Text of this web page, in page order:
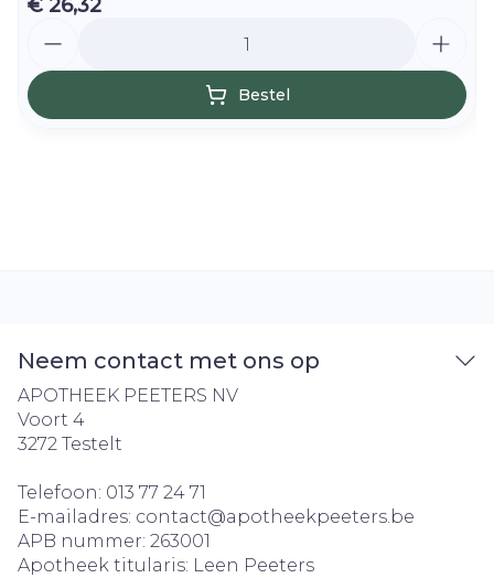
€ 26,32
Bestel
Neem contact met ons op
APOTHEEK PEETERS NV
Voort 4
3272 Testelt
Telefoon: 013 77 24 71
E-mailadres: contact@apotheekpeeters.be
APB nummer: 263001
Apotheek titularis: Leen Peeters